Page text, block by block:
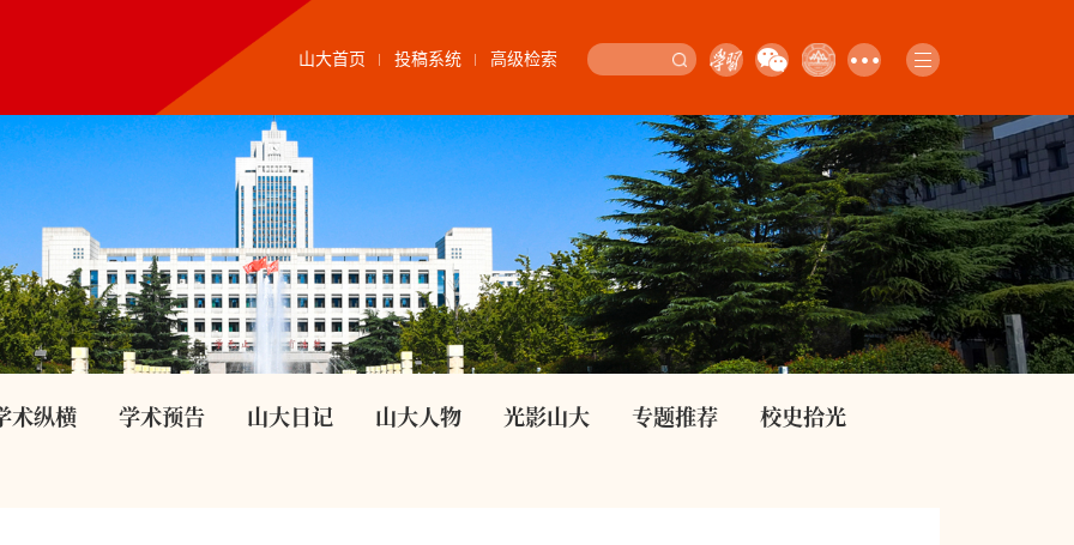
山大首页 投稿系统 高级检索
术纵横 学术预告 山大日记 山大人物 光影山大 专题推荐 校史拾光